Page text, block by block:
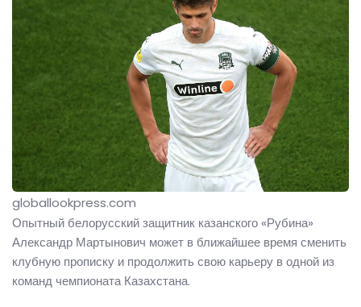
globallookpress.com
Опытный белорусский защитник казанского «Рубина»
Александр Мартынович может в ближайшее время сменить
клубную прописку и продолжить свою карьеру в одной из
команд чемпионата Казахстана.